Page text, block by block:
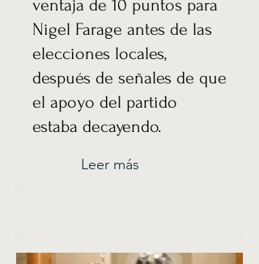
ventaja de 10 puntos para
Nigel Farage antes de las
elecciones locales,
después de señales de que
el apoyo del partido
estaba decayendo.
Leer más